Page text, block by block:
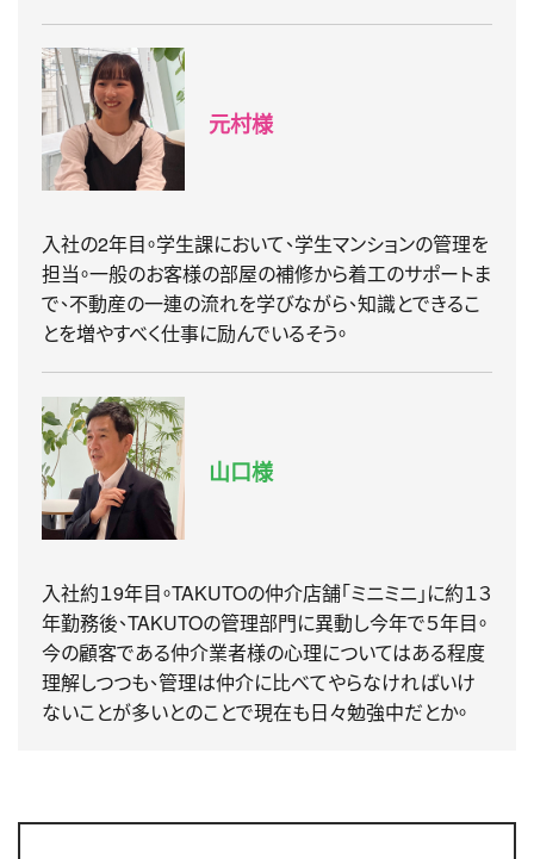
元村様
入社の2年目。学生課において、学生マンションの管理を
担当。一般のお客様の部屋の補修から着工のサポートま
で、不動産の一連の流れを学びながら、知識とできるこ
とを増やすべく仕事に励んでいるそう。
山口様
入社約１9年目。TAKUTOの仲介店舗「ミニミニ」に約１３
年勤務後、TAKUTOの管理部門に異動し今年で５年目。
今の顧客である仲介業者様の心理についてはある程度
理解しつつも、管理は仲介に比べてやらなければいけ
ないことが多いとのことで現在も日々勉強中だとか。